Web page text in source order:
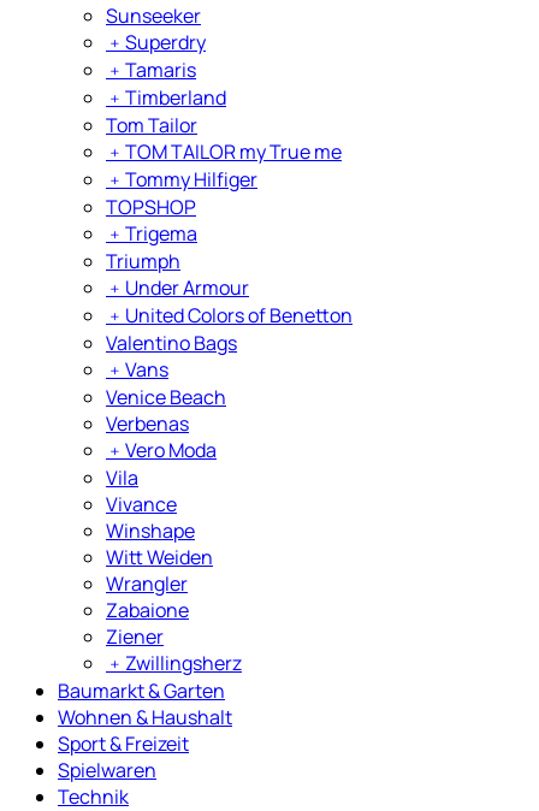
Sunseeker
﹢ Superdry
﹢ Tamaris
﹢ Timberland
Tom Tailor
﹢ TOM TAILOR my True me
﹢ Tommy Hilfiger
TOPSHOP
﹢ Trigema
Triumph
﹢ Under Armour
﹢ United Colors of Benetton
Valentino Bags
﹢ Vans
Venice Beach
Verbenas
﹢ Vero Moda
Vila
Vivance
Winshape
Witt Weiden
Wrangler
Zabaione
Ziener
﹢ Zwillingsherz
Baumarkt & Garten
Wohnen & Haushalt
Sport & Freizeit
Spielwaren
Technik